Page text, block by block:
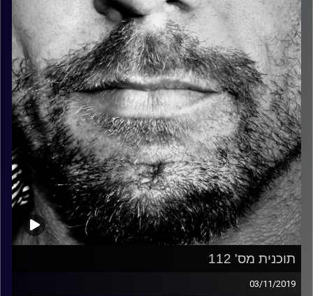
קרדיט תמונות: David Goehring
תוכנית מס' 112
03/11/2019